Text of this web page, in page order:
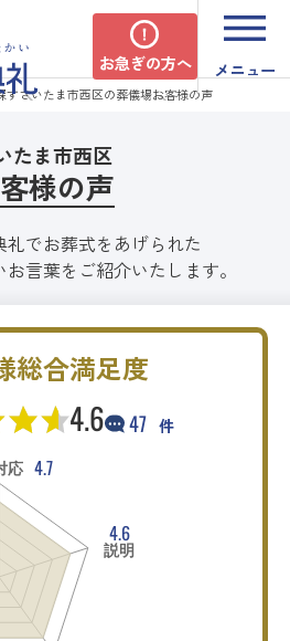
お急ぎの方へ メニュー
すさいたま市西区の葬儀場お客様の声
たま市西区
様の声
礼でお葬式をあげられた
言葉をご紹介いたします。
総合満足度
4.6 47 件
応 4.7
4.6
説明